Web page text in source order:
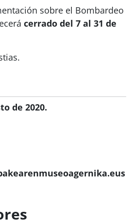
sobre el Bombardeo
cerrado del 7 al 31 de
de 2020.